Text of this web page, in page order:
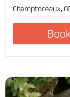
Champtoceaux,